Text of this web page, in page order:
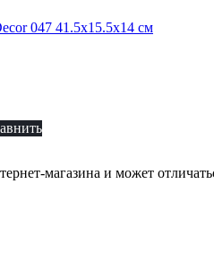
магазина и может